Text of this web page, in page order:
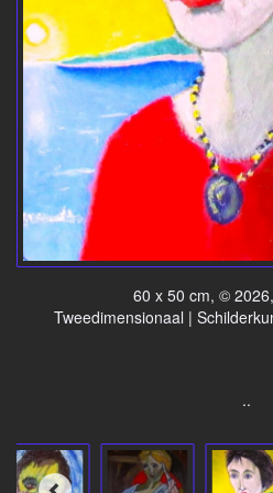
60 x 50 cm, ©
Tweedimensionaal |
..